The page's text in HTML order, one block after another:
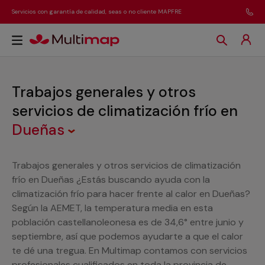
Servicios con garantía de calidad, seas o no cliente MAPFRE
Trabajos generales y otros
servicios de climatización frío en
Dueñas
Trabajos generales y otros servicios de climatización
frío en Dueñas ¿Estás buscando ayuda con la
climatización frío para hacer frente al calor en Dueñas?
Según la AEMET, la temperatura media en esta
población castellanoleonesa es de 34,6° entre junio y
septiembre, así que podemos ayudarte a que el calor
te dé una tregua. En Multimap contamos con servicios